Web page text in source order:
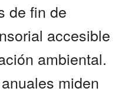
de fin de
accesible
ambiental.
miden